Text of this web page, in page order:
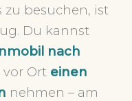
zu besuchen, ist
Du kannst
nach
vor Ort einen
nehmen – am